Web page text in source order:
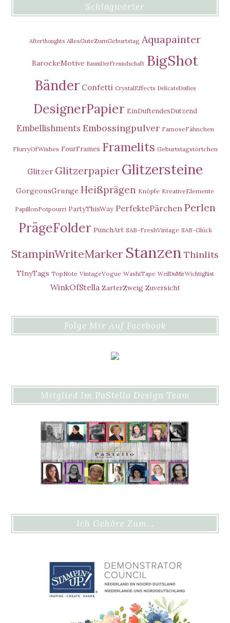
Schlagwörter
Afterthoughts AllesGuteZumGeburtstag Aquapainter
BarockeMotive BaumDerFreundschaft BigShot
Bänder Confetti CrystalEffects DelicateDoilies
DesignerPapier EinDuftendesDutzend
Embellishments Embossingpulver FamoseFähnchen
FlurryOfWishes FourFrames Framelits Geburtstagstörtchen
Glitzer Glitzerpapier Glitzersteine
GorgeousGrunge Heißprägen Knöpfe KreativeElemente
PapillonPotpourri PartyThisWay PerfektePärchen Perlen
PrägeFolder PunchArt SAB-FreshVintage SAB-Glück
StampinWriteMarker Stanzen Thinlits
TInyTags TopNote VintageVogue WashiTape WeilDuMirWichtigBist
WinkOfStella ZarterZweig Zuversicht
Folge Mir Auf Facebook
Mitglied Im PaStello Design Team
Ich Gehöre Zum…